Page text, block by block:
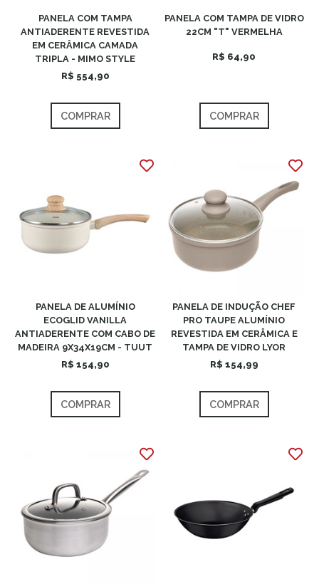
PANELA COM TAMPA
ANTIADERENTE REVESTIDA
EM CERÂMICA CAMADA
TRIPLA - MIMO STYLE
R$ 554,90
COMPRAR
PANELA COM TAMPA DE VIDRO
22CM "T" VERMELHA
R$ 64,90
COMPRAR
PANELA DE ALUMÍNIO
ECOGLID VANILLA
ANTIADERENTE COM CABO DE
MADEIRA 9X34X19CM - TUUT
R$ 154,90
COMPRAR
PANELA DE INDUÇÃO CHEF
PRO TAUPE ALUMÍNIO
REVESTIDA EM CERÂMICA E
TAMPA DE VIDRO LYOR
R$ 154,99
COMPRAR